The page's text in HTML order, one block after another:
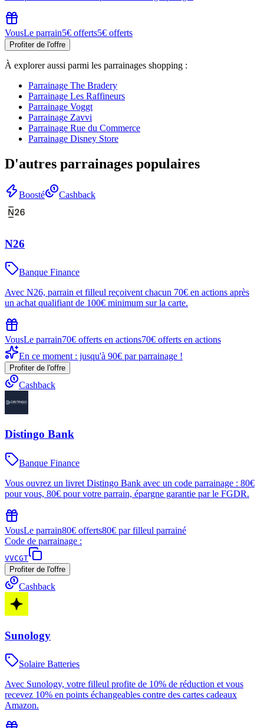
VousLe parrain5€ offerts5€ offerts
Profiter de l'offre
À explorer aussi parmi les parrainages shopping :
Parrainage The Bradery
Parrainage Les Raffineurs
Parrainage Voggt
Parrainage Zavvi
Parrainage Rue du Commerce
Parrainage Disney Store
D'autres parrainages populaires
Boosté Cashback
N26
Banque Finance
Avec N26, parrain et filleul reçoivent chacun 70€ en actions après
un achat qualifiant de 100€ minimum sur la carte.
VousLe parrain70€ offerts en actions70€ offerts en actions
En ce moment : jusqu'à 90€ par parrainage !
Profiter de l'offre
Cashback
Distingo Bank
Banque Finance
Vous ouvrez un livret Distingo Bank avec un code parrainage : 80€
pour vous, 80€ pour votre parrain, épargne garantie par le FGDR.
VousLe parrain80€ offerts80€ par filleul parrainé
Code de parrainage :
VVCGT
Profiter de l'offre
Cashback
Sunology
Solaire Batteries
Avec Sunology, votre filleul profite de 10% de réduction et vous
recevez 10% en points échangeables contre des cartes cadeaux
Amazon.